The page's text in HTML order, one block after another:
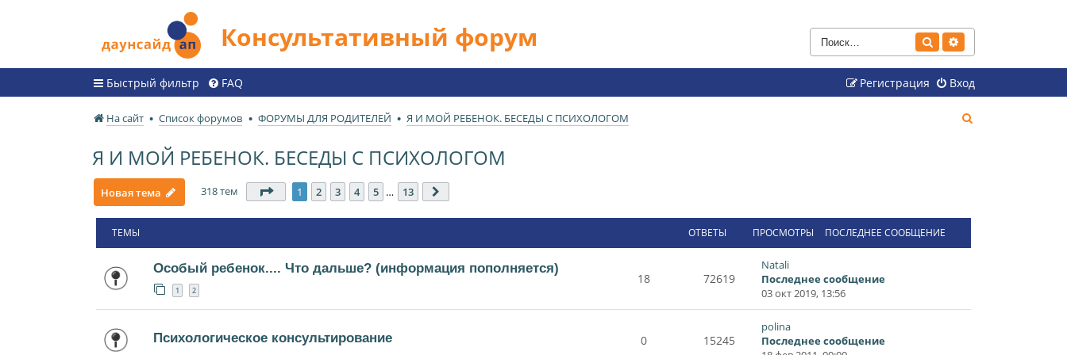
Консультативный форум Поиск
Быстрый фильтр FAQ Вход
Регистрация
На сайт Список форумов ФОРУМЫ ДЛЯ РОДИТЕЛЕЙ Я И МОЙ РЕБЕНОК. БЕСЕДЫ С ПСИХОЛОГОМ
Я И МОЙ РЕБЕНОК. БЕСЕДЫ С ПСИХОЛОГОМ
Новая тема 318 тем Страница из 13
1 2 3 4 5 … 13
ТЕМЫ ОТВЕТЫ ПРОСМОТРЫ ПОСЛЕДНЕЕ СООБЩЕНИЕ
Особый ребенок.... Что дальше? (информация пополняется)
1 2
18 72619
Natali
Последнее сообщение
03 окт 2019, 13:56
Психологическое консультирование 0 15245
polina
Последнее сообщение